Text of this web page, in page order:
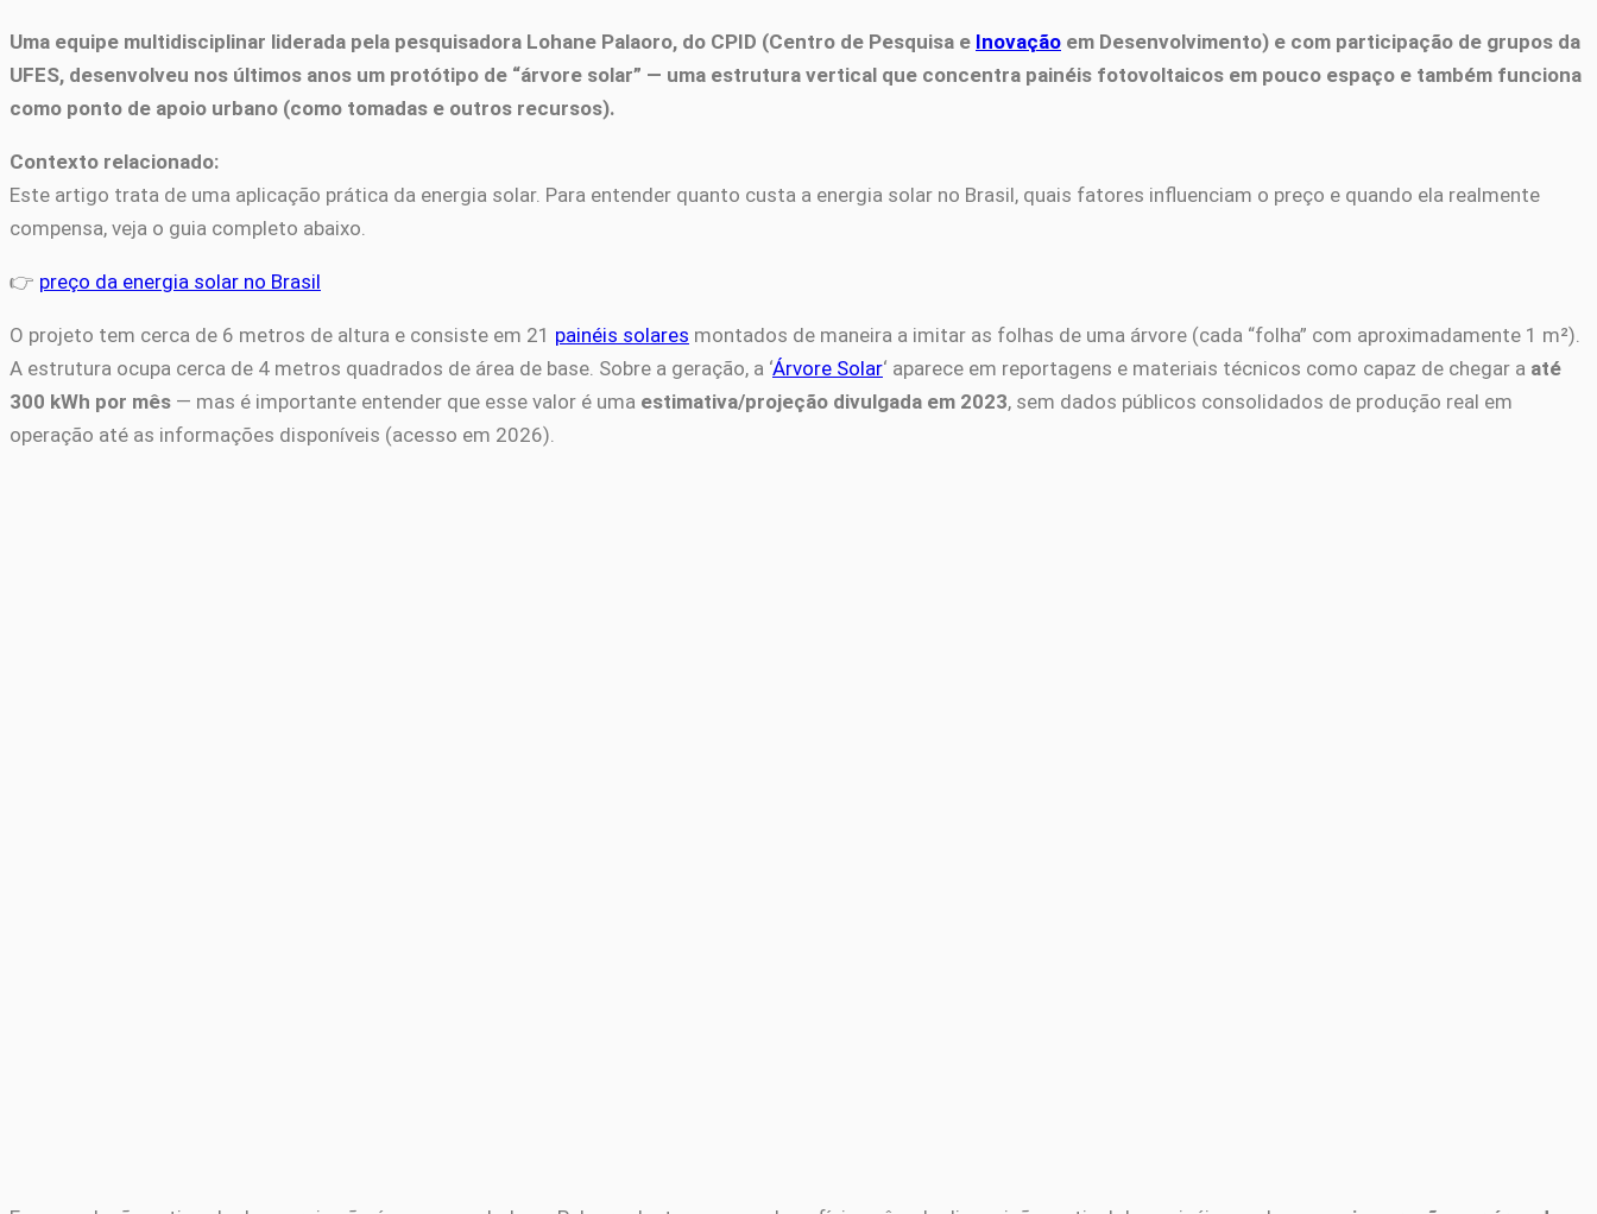
Uma equipe multidisciplinar liderada pela pesquisadora Lohane Palaoro, do CPID (Centro de Pesquisa e Inovação em Desenvolvimento) e com participação de grupos da
UFES, desenvolveu nos últimos anos um protótipo de “árvore solar” — uma estrutura vertical que concentra painéis fotovoltaicos em pouco espaço e também funciona
como ponto de apoio urbano (como tomadas e outros recursos).
Contexto relacionado:
Este artigo trata de uma aplicação prática da energia solar. Para entender quanto custa a energia solar no Brasil, quais fatores influenciam o preço e quando ela realmente
compensa, veja o guia completo abaixo.
👉 preço da energia solar no Brasil
O projeto tem cerca de 6 metros de altura e consiste em 21 painéis solares montados de maneira a imitar as folhas de uma árvore (cada “folha” com aproximadamente 1 m²).
A estrutura ocupa cerca de 4 metros quadrados de área de base. Sobre a geração, a ‘Árvore Solar‘ aparece em reportagens e materiais técnicos como capaz de chegar a até
300 kWh por mês — mas é importante entender que esse valor é uma estimativa/projeção divulgada em 2023, sem dados públicos consolidados de produção real em
operação até as informações disponíveis (acesso em 2026).